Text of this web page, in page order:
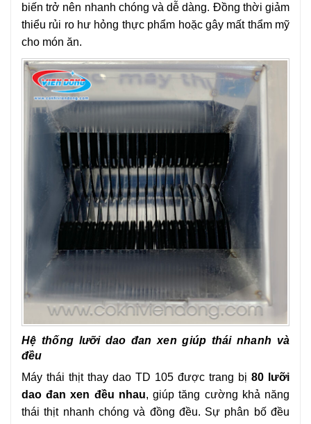
biến trở nên nhanh chóng và dễ dàng. Đồng thời giảm
thiểu rủi ro hư hỏng thực phẩm hoặc gây mất thẩm mỹ
cho món ăn.
Hệ thống lưỡi dao đan xen giúp thái nhanh và
đều
Máy thái thịt thay dao TD 105 được trang bị 80 lưỡi
dao đan xen đều nhau, giúp tăng cường khả năng
thái thịt nhanh chóng và đồng đều. Sự phân bố đều